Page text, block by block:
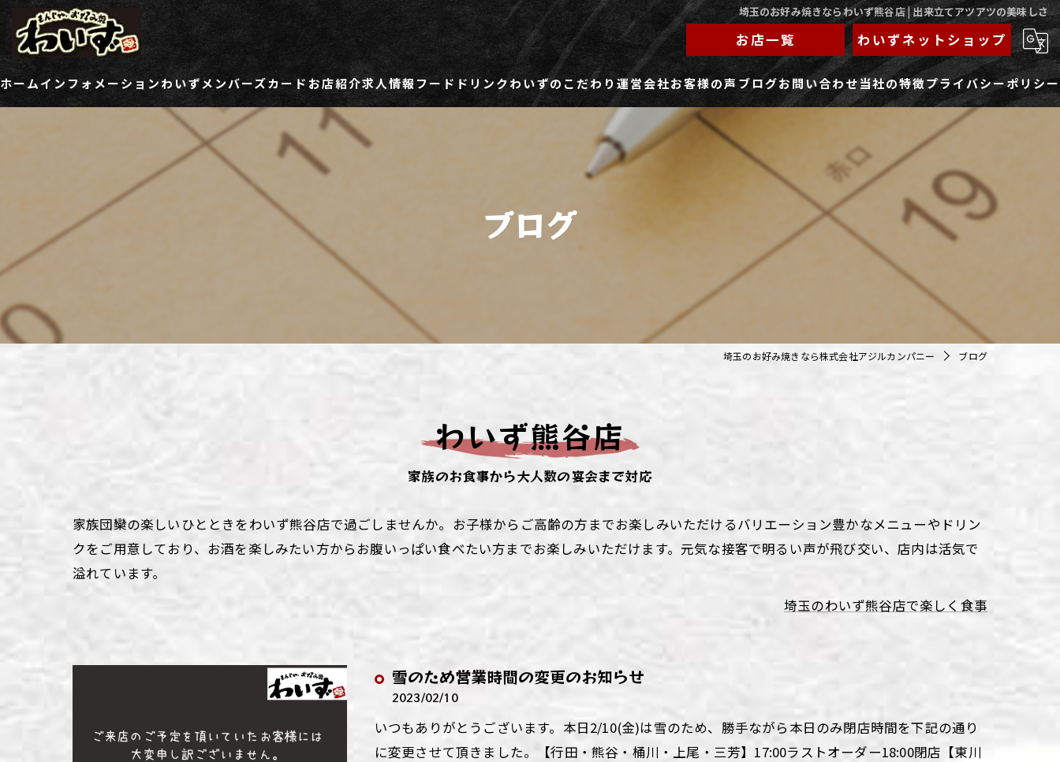
埼玉のお好み焼きならわいず熊谷店 | 出来立てアツアツの美味しさ
お店一覧 わいずネットショップ
ホームインフォメーションわいずメンバーズカード
ご登録情報変更フォーム
お店紹介
わいず所沢店
わいずふじみ野店
わいず春日部店
わいず三芳店
わいず松戸店
求人情報フード ドリンクわいずのこだわり運営会社お客様の声 ブログお問い合わせ当社の特徴
もんじゃ
ランチ
焼きそば
鉄板焼き
プライバシーポリシー
ブログ
埼玉のお好み焼きなら株式会社アジルカンパニー ブログ
わいず熊谷店
家族のお食事から大人数の宴会まで対応
家族団欒の楽しいひとときをわいず熊谷店で過ごしませんか。お子様からご高齢の方までお楽しみいただけるバリエーション豊かなメニューやドリン
クをご用意しており、お酒を楽しみたい方からお腹いっぱい食べたい方までお楽しみいただけます。元気な接客で明るい声が飛び交い、店内は活気で
溢れています。
埼玉のわいず熊谷店で楽しく食事
雪のため営業時間の変更のお知らせ
2023/02/10
いつもありがとうございます。本日2/10(金)は雪のため、勝手ながら本日のみ閉店時間を下記の通り
に変更させて頂きました。【行田・熊谷・桶川・上尾・三芳】17:00ラストオーダー18:00閉店【東川